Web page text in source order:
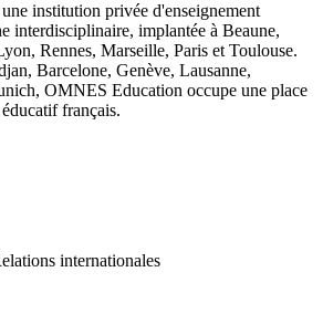
institution privée d'enseignement
interdisciplinaire, implantée à Beaune,
Rennes, Marseille, Paris et Toulouse.
Barcelone, Genève, Lausanne,
OMNES Education occupe une place
français.
internationales